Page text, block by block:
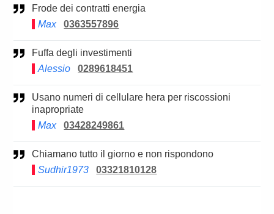
Frode dei contratti energia
Max
0363557896
Fuffa degli investimenti
Alessio
0289618451
Usano numeri di cellulare hera per riscossioni
inapropriate
Max
03428249861
Chiamano tutto il giorno e non rispondono
Sudhir1973
03321810128